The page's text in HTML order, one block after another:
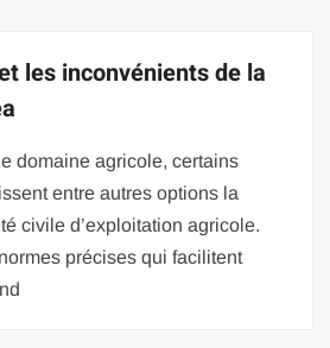
les inconvénients de la
domaine agricole, certains
entre autres options la
civile d’exploitation agricole.
précises qui facilitent